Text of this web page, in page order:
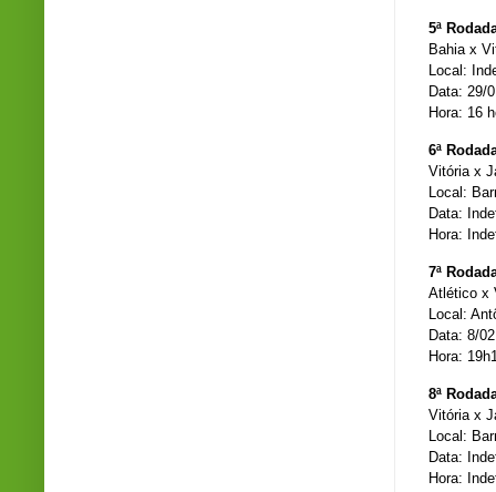
5ª
Bahia x
Local:
Data: 29/
Hora: 16
6ª
Vitória x
Local:
Data:
Hora:
7ª
Atlético x
Local:
Data: 8/
Hora:
8ª
Vitória x
Local:
Data:
Hora: